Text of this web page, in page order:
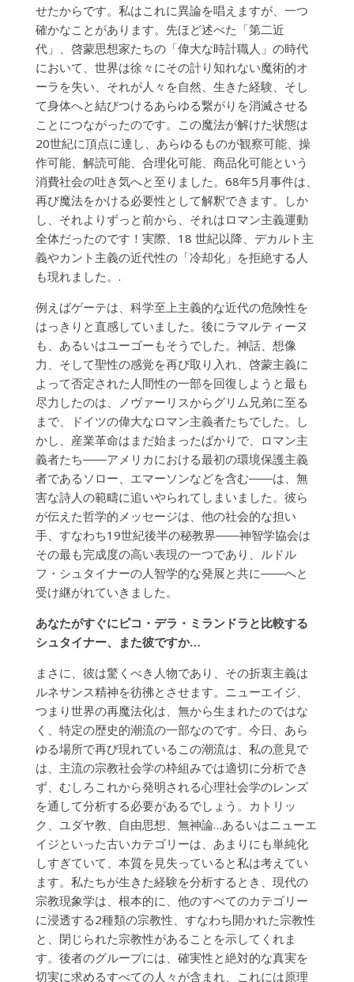
せたからです。私はこれに異論を唱えますが、一つ
確かなことがあります。先ほど述べた「第二近
代」、啓蒙思想家たちの「偉大な時計職人」の時代
において、世界は徐々にその計り知れない魔術的オ
ーラを失い、それが人々を自然、生きた経験、そし
て身体へと結びつけるあらゆる繋がりを消滅させる
ことにつながったのです。この魔法が解けた状態は
20世紀に頂点に達し、あらゆるものが観察可能、操
作可能、解読可能、合理化可能、商品化可能という
消費社会の吐き気へと至りました。68年5月事件は、
再び魔法をかける必要性として解釈できます。しか
し、それよりずっと前から、それはロマン主義運動
全体だったのです！実際、18 世紀以降、デカルト主
義やカント主義の近代性の「冷却化」を拒絶する人
も現れました。.
例えばゲーテは、科学至上主義的な近代の危険性を
はっきりと直感していました。後にラマルティーヌ
も、あるいはユーゴーもそうでした。神話、想像
力、そして聖性の感覚を再び取り入れ、啓蒙主義に
よって否定された人間性の一部を回復しようと最も
尽力したのは、ノヴァーリスからグリム兄弟に至る
まで、ドイツの偉大なロマン主義者たちでした。し
かし、産業革命はまだ始まったばかりで、ロマン主
義者たち――アメリカにおける最初の環境保護主義
者であるソロー、エマーソンなどを含む――は、無
害な詩人の範疇に追いやられてしまいました。彼ら
が伝えた哲学的メッセージは、他の社会的な担い
手、すなわち19世紀後半の秘教界――神智学協会は
その最も完成度の高い表現の一つであり、ルドル
フ・シュタイナーの人智学的な発展と共に――へと
受け継がれていきました。
あなたがすぐにピコ・デラ・ミランドラと比較する
シュタイナー、また彼ですか…
まさに、彼は驚くべき人物であり、その折衷主義は
ルネサンス精神を彷彿とさせます。ニューエイジ、
つまり世界の再魔法化は、無から生まれたのではな
く、特定の歴史的潮流の一部なのです。今日、あら
ゆる場所で再び現れているこの潮流は、私の意見で
は、主流の宗教社会学の枠組みでは適切に分析でき
ず、むしろこれから発明される心理社会学のレンズ
を通して分析する必要があるでしょう。カトリッ
ク、ユダヤ教、自由思想、無神論…あるいはニューエ
イジといった古いカテゴリーは、あまりにも単純化
しすぎていて、本質を見失っていると私は考えてい
ます。私たちが生きた経験を分析するとき、現代の
宗教現象学は、根本的に、他のすべてのカテゴリー
に浸透する2種類の宗教性、すなわち開かれた宗教性
と、閉じられた宗教性があることを示してくれま
す。後者のグループには、確実性と絶対的な真実を
切実に求めるすべての人々が含まれ、これには原理